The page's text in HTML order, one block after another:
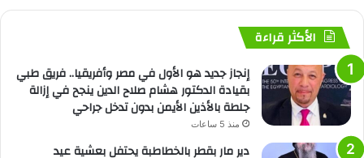
الأكثر قراءة
إنجاز جديد هو الأول في مصر وأفريقيا.. فريق طبي
بقيادة الدكتور هشام صلاح الدين ينجح في إزالة
جلطة بالأذين الأيمن بدون تدخل جراحي
منذ 5 ساعات
دير مار بقطر بالخطاطبة يحتفل بعشية عيد